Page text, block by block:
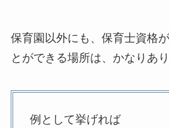
保育園以外にも、保育士資格
とができる場所は、かなりあり
例として挙げれば